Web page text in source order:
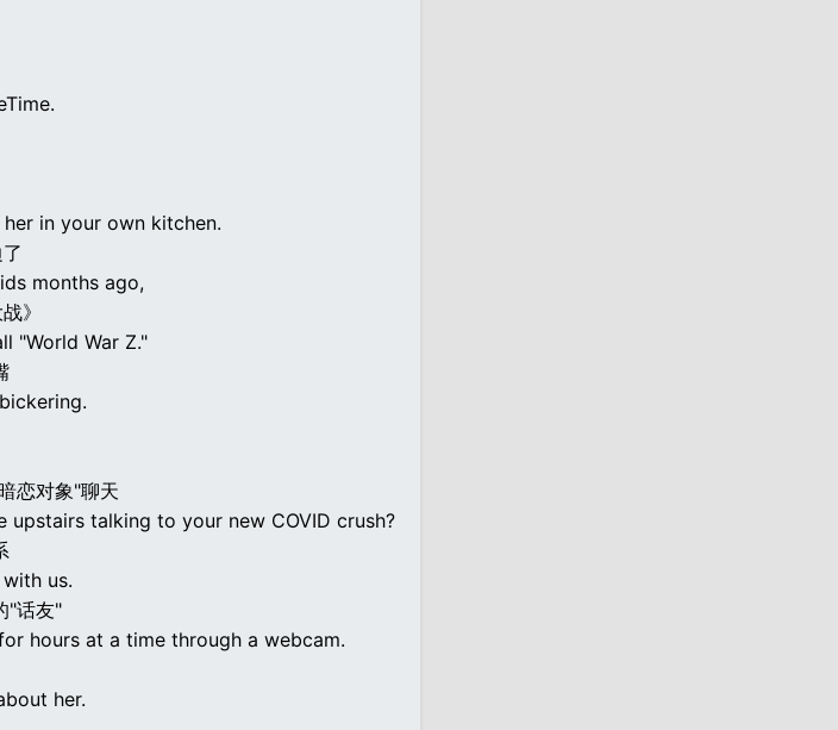
in your own kitchen.
months ago,
》
"World War Z."
恋对象"聊天
talking to your new COVID crush?
us.
"话友"
hours at a time through a webcam.
her.